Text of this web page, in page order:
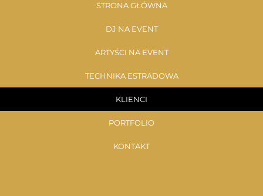
STRONA GŁÓWNA
DJ NA EVENT
ARTYŚCI NA EVENT
TECHNIKA ESTRADOWA
KLIENCI
PORTFOLIO
KONTAKT